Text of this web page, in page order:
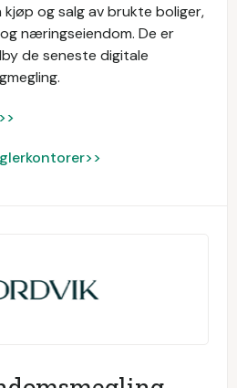
og salg av brukte boliger,
næringseiendom. De er
de seneste digitale